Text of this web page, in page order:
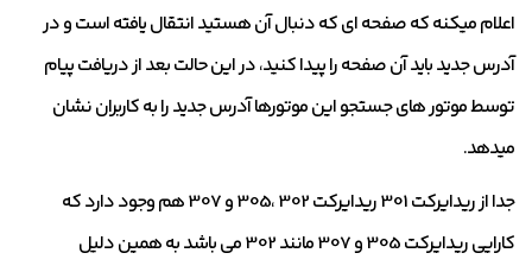
اعلام میکنه که صفحه ای که دنبال آن هستید انتقال یافته است و در
آدرس جدید باید آن صفحه را پیدا کنید، در این حالت بعد از دریافت پیام
توسط موتور های جستجو این موتورها آدرس جدید را به کاربران نشان
میدهد.
جدا از ریدایرکت 301 ریدایرکت 302 ،305 و 307 هم وجود دارد که
کارایی ریدایرکت 305 و 307 مانند 302 می باشد به همین دلیل